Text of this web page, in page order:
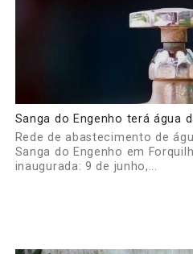
Sanga do Engenho terá água
Rede de abastecimento de
Sanga do Engenho em
inaugurada: 9 de junho,...